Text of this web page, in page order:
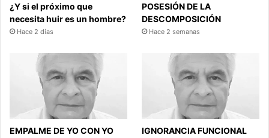
¿Y si el próximo que
necesita huir es un hombre?
Hace 2 días
POSESIÓN DE LA
DESCOMPOSICIÓN
Hace 2 semanas
EMPALME DE YO CON YO IGNORANCIA FUNCIONAL